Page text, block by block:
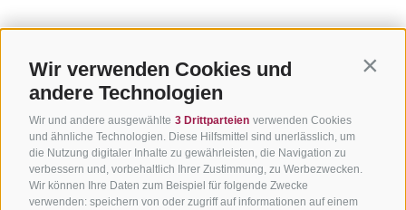
Wir verwenden Cookies und
andere Technologien
Wir und andere ausgewählte 3 Drittparteien verwenden Cookies
und ähnliche Technologien. Diese Hilfsmittel sind unerlässlich, um
die Nutzung digitaler Inhalte zu gewährleisten, die Navigation zu
verbessern und, vorbehaltlich Ihrer Zustimmung, zu Werbezwecken.
Wir können Ihre Daten zum Beispiel für folgende Zwecke
verwenden: speichern von oder zugriff auf informationen auf einem